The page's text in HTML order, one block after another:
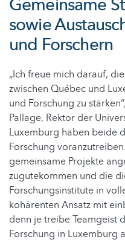
Gemeinsame
sowie
und Forschern
„Ich freue mich darauf,
zwischen Québec und
und Forschung zu
Pallage, Rektor der
Luxemburg haben beide
Forschung
gemeinsame Projekte
zugutekommen und die
Forschungsinstitute in
kohärenten Ansatz mit
denn je treibe Teamgeist
Forschung in Luxemburg